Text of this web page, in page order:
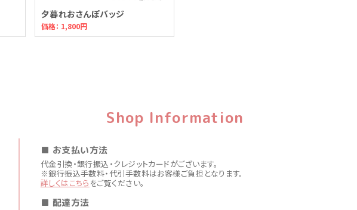
夕暮れおさんぽバッジ
価格： 1,800円
Shop Information
■ お支払い方法
代金引換・銀行振込・クレジットカードがございます。
※銀行振込手数料・代引手数料はお客様ご負担となります。
詳しくはこちら をご覧ください。
■ 配達方法